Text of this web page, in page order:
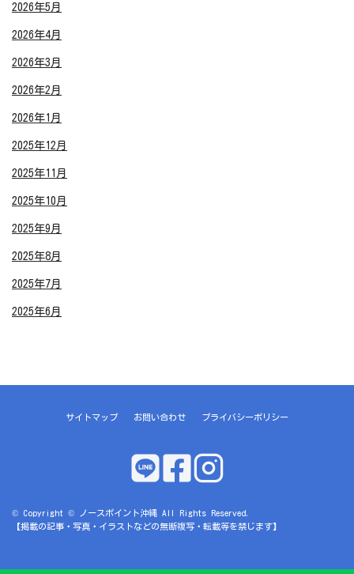
2026年5月
2026年4月
2026年3月
2026年2月
2026年1月
2025年12月
2025年11月
2025年10月
2025年9月
2025年8月
2025年7月
2025年6月
サイトマップ お問い合わせ プライバシーポリシー
© Copyright © ノースポイント沖縄 All Rights Reserved.
【掲載の記事・写真・イラストなどの無断複写・転載等を禁じます】